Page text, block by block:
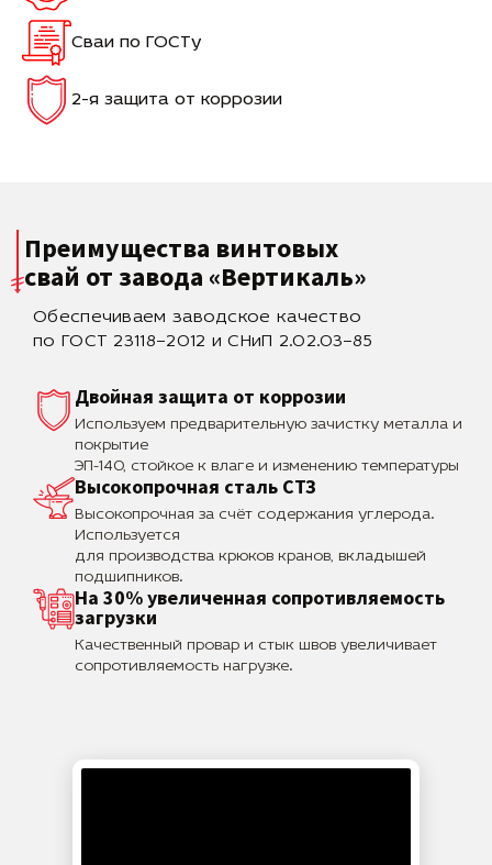
Сваи по ГОСТу
2-я защита от коррозии
Преимущества винтовых
свай от завода «Вертикаль»
Обеспечиваем заводское качество
по ГОСТ 23118–2012 и СНиП 2.02.03–85
Двойная защита от коррозии
Используем предварительную зачистку металла и
покрытие
ЭП-140, стойкое к влаге и изменению температуры
Высокопрочная сталь СТЗ
Высокопрочная за счёт содержания углерода.
Используется
для производства крюков кранов, вкладышей
подшипников.
На 30% увеличенная сопротивляемость
загрузки
Качественный провар и стык швов увеличивает
сопротивляемость нагрузке.